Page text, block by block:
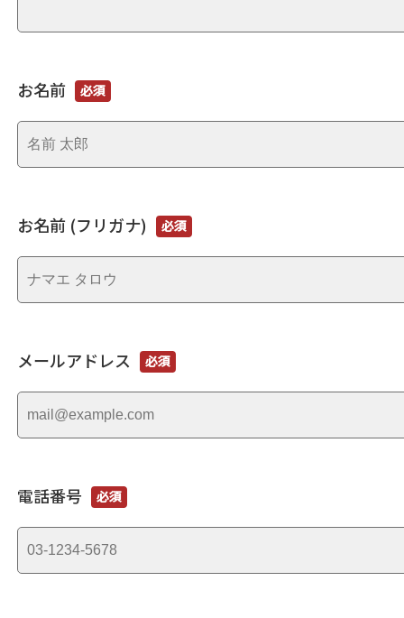
お名前 必須
お名前 (フリガナ) 必須
メールアドレス 必須
電話番号 必須